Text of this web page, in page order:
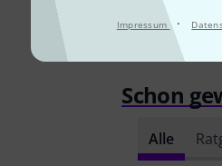
Impressum ·
Alle
Schon
Alle